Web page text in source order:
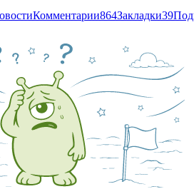
Комментарии864Закладки39